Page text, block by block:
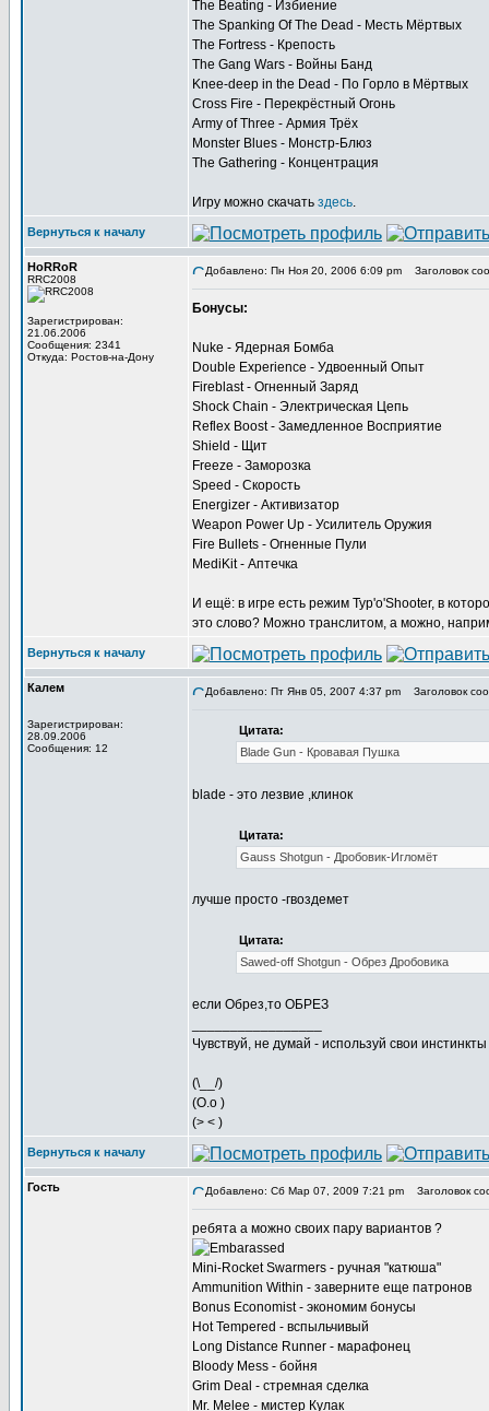
The Beating - Избиение
The Spanking Of The Dead - Месть Мёртвых
The Fortress - Крепость
The Gang Wars - Войны Банд
Knee-deep in the Dead - По Горло в Мёртвых
Cross Fire - Перекрёстный Огонь
Army of Three - Армия Трёх
Monster Blues - Монстр-Блюз
The Gathering - Концентрация
Игру можно скачать здесь.
Вернуться к началу
HoRRoR
RRC2008
Зарегистрирован:
21.06.2006
Сообщения: 2341
Откуда: Ростов-на-Дону
Добавлено: Пн Ноя 20, 2006 6:09 pm Заголовок
Бонусы:
Nuke - Ядерная Бомба
Double Experience - Удвоенный Опыт
Fireblast - Огненный Заряд
Shock Chain - Электрическая Цепь
Reflex Boost - Замедленное Восприятие
Shield - Щит
Freeze - Заморозка
Speed - Скорость
Energizer - Активизатор
Weapon Power Up - Усилитель Оружия
Fire Bullets - Огненные Пули
MediKit - Аптечка
И ещё: в игре есть режим Typ'o'Shooter, в
это слово? Можно транслитом, а можно,
Вернуться к началу
Калем
Зарегистрирован:
28.09.2006
Сообщения: 12
Добавлено: Пт Янв 05, 2007 4:37 pm Заголовок
Цитата:
Blade Gun - Кровавая Пушка
blade - это лезвие ,клинок
Цитата:
Gauss Shotgun - Дробовик-Игломёт
лучше просто -гвоздемет
Цитата:
Sawed-off Shotgun - Обрез Дробовика
если Обрез,то ОБРЕЗ
Чувствуй, не думай - используй свои инстинкты
(\__/)
(O.o )
(> < )
Вернуться к началу
Гость Добавлено: Сб Мар 07, 2009 7:21 pm Заголовок
ребята а можно своих пару вариантов ?
Mini-Rocket Swarmers - ручная "катюша"
Ammunition Within - заверните еще патронов
Bonus Economist - экономим бонусы
Hot Tempered - вспыльчивый
Long Distance Runner - марафонец
Bloody Mess - бойня
Grim Deal - стремная сделка
Mr. Melee - мистер Кулак